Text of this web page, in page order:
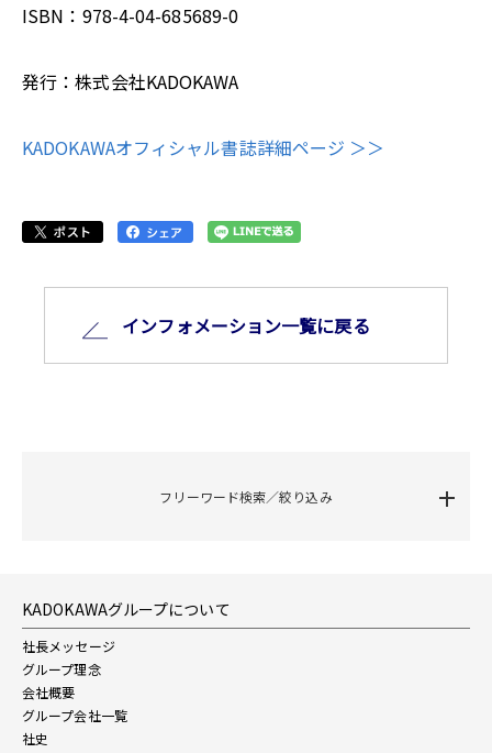
ISBN：978-4-04-685689-0
発行：株式会社KADOKAWA
KADOKAWAオフィシャル書誌詳細ページ ＞＞
インフォメーション⼀覧に戻る
フリーワード検索／絞り込み
KADOKAWAグループについて
社長メッセージ
グループ理念
会社概要
グループ会社一覧
社史